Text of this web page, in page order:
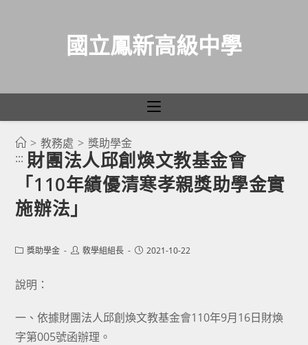
國立鳳新高級中學
> 教務處 > 獎助學金
::: 財團法人邱創煥文教基金會
「110年績優清寒孝親獎助學金實
施辦法」
Post獎助學金
Post敎學組組長
Post2021-10-22
說明：
一、依據財團法人邱創煥文教基金會110年9月16日財煥
字第005號函辦理。